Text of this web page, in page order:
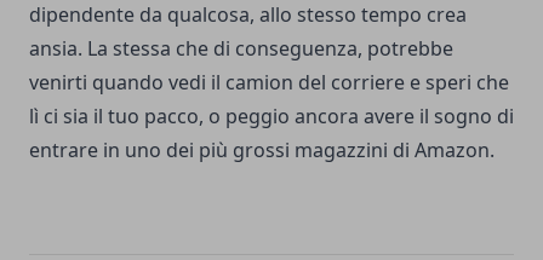
dipendente da qualcosa, allo stesso tempo crea
ansia. La stessa che di conseguenza, potrebbe
venirti quando vedi il camion del corriere e speri che
lì ci sia il tuo pacco, o peggio ancora avere il sogno di
entrare in uno dei più grossi magazzini di Amazon.